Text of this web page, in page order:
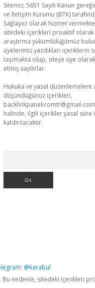
Sitemiz, 5651 Sayılı Kanun
ve İletişim Kurumu (BTK)
Sağlayıcı olarak hizmet
sitedeki içerikleri proaktif
araştırma yükümlülüğümüz
üyelerimiz yazdıkları içeriklerin
taşımakta olup, siteye üye
etmiş sayılırlar.
Hukuka ve yasal düzenlemelere
düşündüğünüz içerikleri,
backlinkpanelicomtr@gmail.com
halinde, ilgili içerikler yasal
kaldırılacaktır.
@karabul
Bu nedenle, sitedeki içerikleri